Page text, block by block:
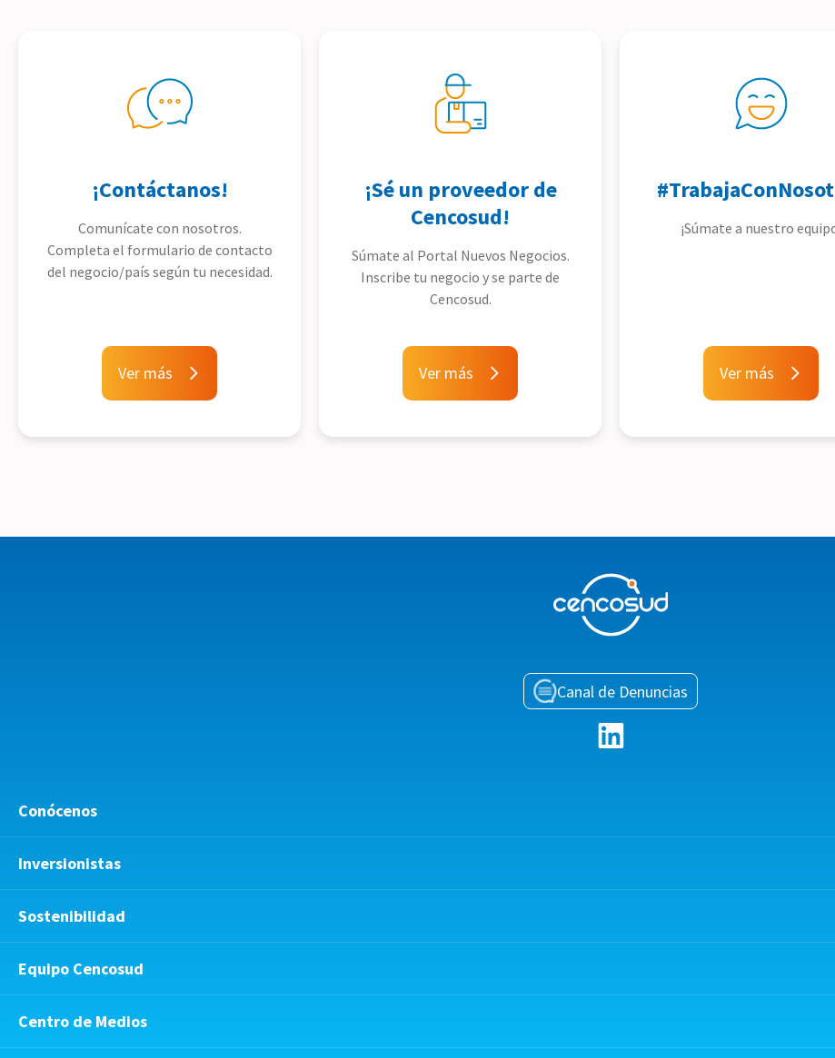
¡Contáctanos!
Comunícate con nosotros.
Completa el formulario de contacto
del negocio/país según tu necesidad.
Ver más
¡Sé un proveedor de
Cencosud!
Súmate al Portal Nuevos Negocios.
Inscribe tu negocio y se parte de
Cencosud.
Ver más
¡Súmate a nuestro
Ver más
Canal de Denuncias
Conócenos
Inversionistas
Sostenibilidad
Equipo Cencosud
Centro de Medios